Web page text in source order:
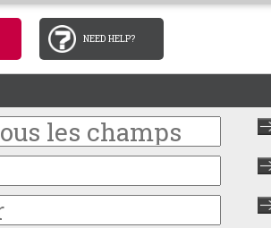
NEED HELP?